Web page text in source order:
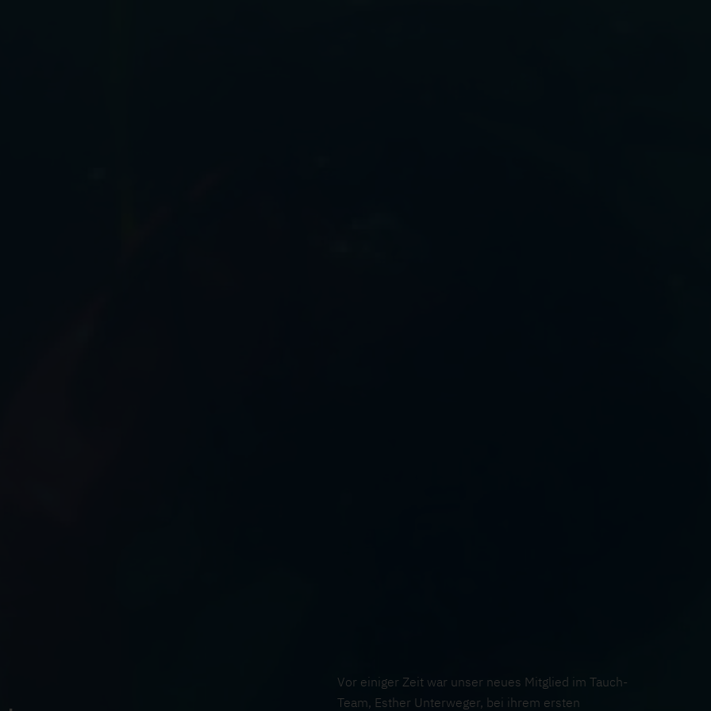
Vor einiger Zeit war unser neues Mitglied im Tauch-
Team, Esther Unterweger, bei ihrem ersten